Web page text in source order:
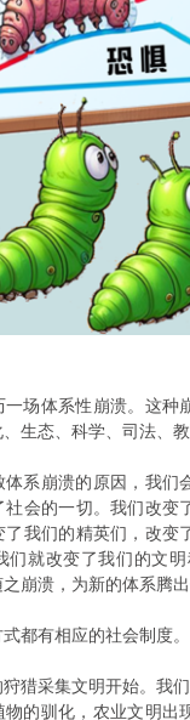
体系性崩溃。这种崩
生态、科学、司法、
崩溃的原因，我们
社会的一切。我们改
了我们的精英们，改
们就改变了我们的文
崩溃，为新的体系腾出
有相应的社会制度。
采集文明开始。我们
驯化，农业文明出